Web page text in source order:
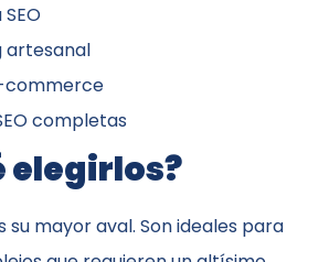
artesanal
commerce
completas
elegirlos?
su mayor aval. Son ideales para